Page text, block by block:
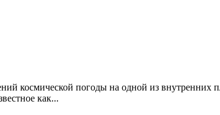
погоды на одной из внутренних планет нашей
как...